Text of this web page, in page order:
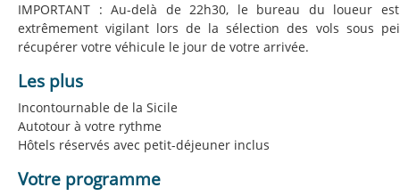
IMPORTANT : Au-delà de 22h30, le bureau du loueur
extrêmement vigilant lors de la sélection des vols sous
récupérer votre véhicule le jour de votre arrivée.
Les plus
Incontournable de la Sicile
Autotour à votre rythme
Hôtels réservés avec petit-déjeuner inclus
Votre programme